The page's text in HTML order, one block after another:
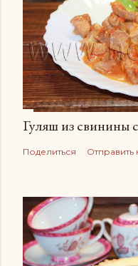
Гуляш из свинины
Поделиться